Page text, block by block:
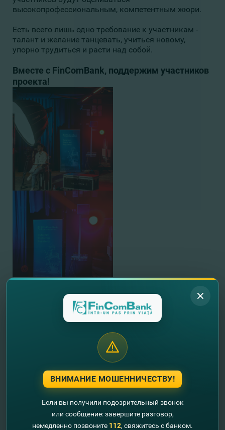
высокопрофессиональным, компетентным жюри.
Есть всего лишь одно требование к участникам -
талант и желание танцевать, учиться новому,
упорно трудиться и расти над собой.
Вместе с FinСomBank, поддержим участников
проекта!
ВНИМАНИЕ МОШЕННИЧЕСТВУ!
Если вы получили подозрительный звонок
или сообщение: завершите разговор,
немедленно позвоните 112, свяжитесь с банком.